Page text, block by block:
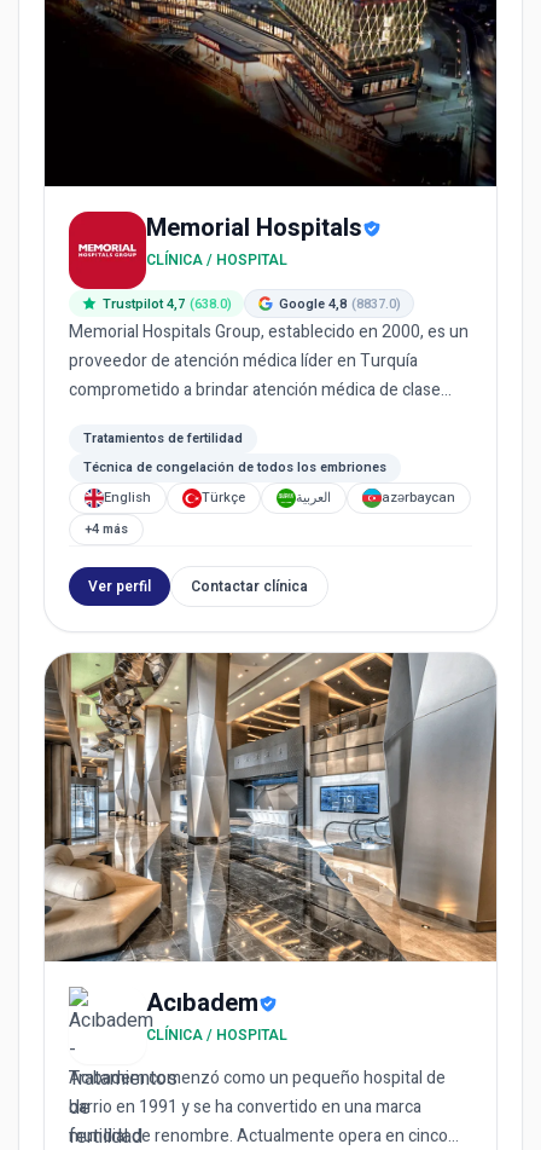
Memorial Hospitals
CLÍNICA / HOSPITAL
Trustpilot 4,7 (638.0) Google 4,8 (8837.0)
Memorial Hospitals Group, establecido en 2000, es un
proveedor de atención médica líder en Turquía
comprometido a brindar atención médica de clase
Tratamientos de fertilidad
Técnica de congelación de todos los embriones
English
Türkçe العربية
azərbaycan
+4 más
Ver perfil Contactar clínica
Acıbadem
CLÍNICA / HOSPITAL
Acıbadem comenzó como un pequeño hospital de
barrio en 1991 y se ha convertido en una marca
mundial de renombre. Actualmente opera en cinco